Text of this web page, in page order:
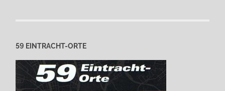
59 EINTRACHT-ORTE